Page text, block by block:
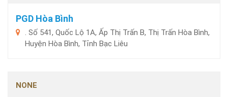
PGD Hòa Bình
. Số 541, Quốc Lộ 1A, Ấp Thị Trấn B, Thị Trấn Hòa Bình,
Huyện Hòa Bình, Tỉnh Bạc Liêu
NONE